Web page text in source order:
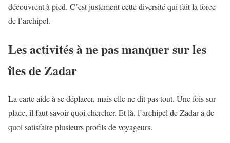
découvrent à pied. C’est justement cette diversité qui fait la force
de l’archipel.
Les activités à ne pas manquer sur les
îles de Zadar
La carte aide à se déplacer, mais elle ne dit pas tout. Une fois sur
place, il faut savoir quoi chercher. Et là, l’archipel de Zadar a de
quoi satisfaire plusieurs profils de voyageurs.